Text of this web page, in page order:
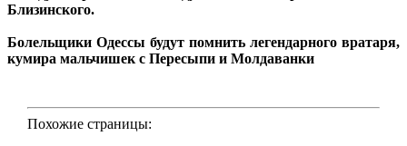
Близинского.
Болельщики Одессы будут помнить легендарного вратаря,
кумира мальчишек с Пересыпи и Молдаванки
Похожие страницы: